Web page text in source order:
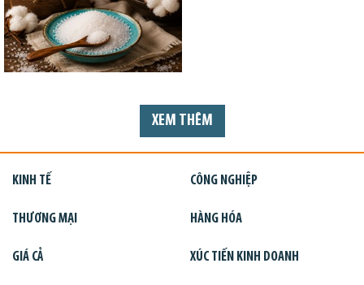
XEM THÊM
KINH TẾ CÔNG NGHIỆP
THƯƠNG MẠI HÀNG HÓA
GIÁ CẢ XÚC TIẾN KINH DOANH